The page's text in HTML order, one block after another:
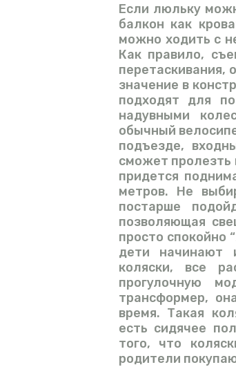
Если люльку
балкон как
можно ходить с
Как правило,
перетаскивания,
значение в
подходят для
надувными
обычный
подъезде,
сможет пролезть
придется
метров. Не
постарше
позволяющая
просто спокойно
дети начинают
коляски, все
прогулочную
трансформер,
время. Такая
есть сидячее
того, что
родители